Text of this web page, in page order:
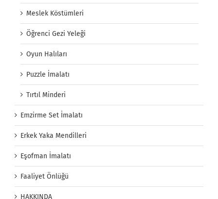
Meslek Köstümleri
Öğrenci Gezi Yeleği
Oyun Halıları
Puzzle İmalatı
Tırtıl Minderi
Emzirme Set İmalatı
Erkek Yaka Mendilleri
Eşofman İmalatı
Faaliyet Önlüğü
HAKKINDA